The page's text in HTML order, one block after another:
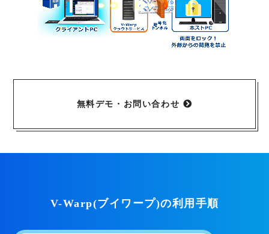
無料デモ・お問い合わせ
V-Warp(ブイワープ)の利用手順